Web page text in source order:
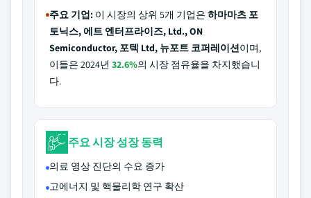
주요 기업: 이 시장의 상위 5개 기업은 하마마츠 포
토닉스, 에트 엔터프라이즈, Ltd., ON
Semiconductor, 포텍 Ltd, 뉴포트 코퍼레이션이며,
이들은 2024년 32.6%의 시장 점유율을 차지했습니
다.
주요 시장 성장 동력
의료 영상 진단의 수요 증가
고에너지 및 핵물리학 연구 확산